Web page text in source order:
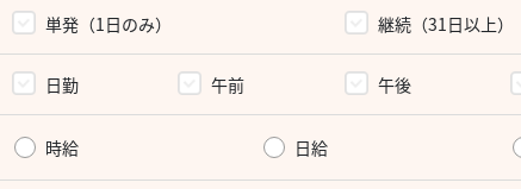
単発（1日のみ） 継続（31日以上）
日勤 午前 午後
時給 日給